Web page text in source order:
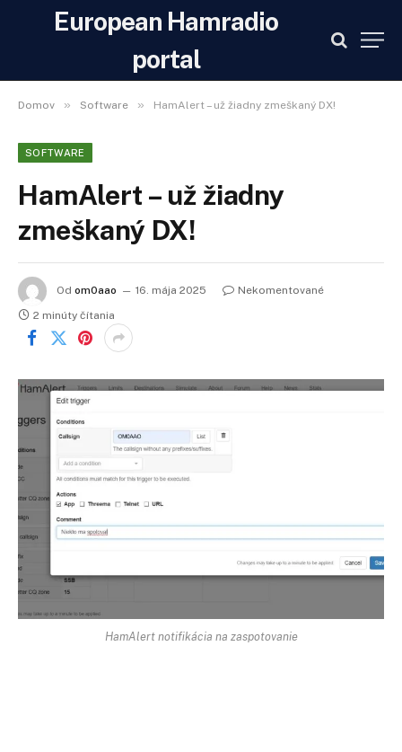
European Hamradio
portal
Domov » Software » HamAlert – už žiadny zmeškaný DX!
SOFTWARE
HamAlert – už žiadny
zmeškaný DX!
Od om0aao 16. mája 2025
Nekomentované
2 minúty čítania
HamAlert notifikácia na zaspotovanie